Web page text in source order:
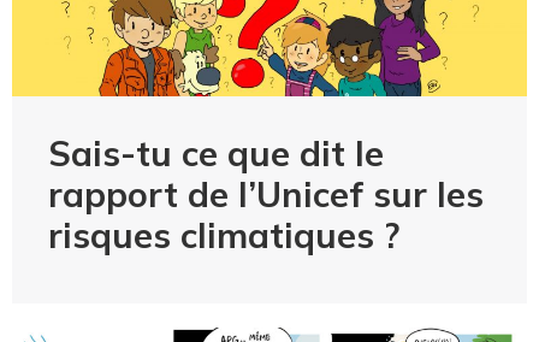
Sais-tu ce que dit le
rapport de l’Unicef sur les
risques climatiques ?